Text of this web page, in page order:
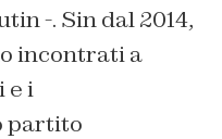
-. Sin dal 2014,
incontrati a
e i
partito